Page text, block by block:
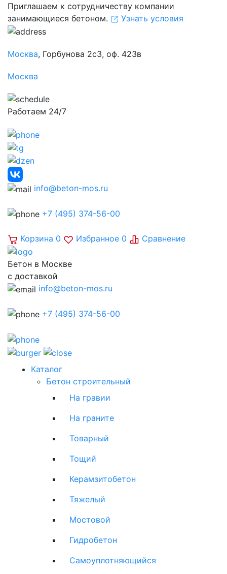
Приглашаем к сотрудничеству компании
занимающиеся бетоном.
Узнать условия
Москва, Горбунова 2с3, оф. 423в
Москва
Работаем 24/7
info@beton-mos.ru
+7 (495) 374-56-00
Корзина 0 Избранное 0 Сравнение
Бетон в Москве
с доставкой
info@beton-mos.ru
+7 (495) 374-56-00
Каталог
Бетон строительный
На гравии
На граните
Товарный
Тощий
Керамзитобетон
Тяжелый
Мостовой
Гидробетон
Самоуплотняющийся